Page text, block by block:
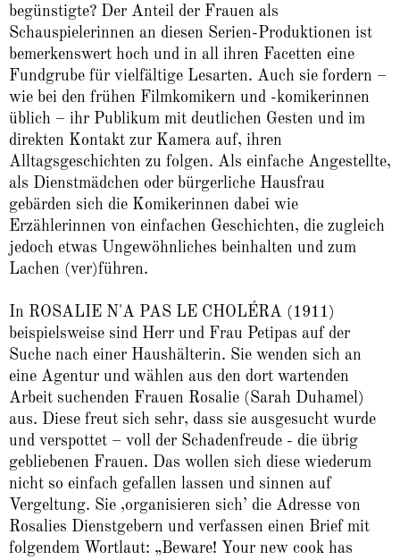
begünstigte? Der Anteil der Frauen als
Schauspielerinnen an diesen Serien-Produktionen ist
bemerkenswert hoch und in all ihren Facetten eine
Fundgrube für vielfältige Lesarten. Auch sie fordern –
wie bei den frühen Filmkomikern und -komikerinnen
üblich – ihr Publikum mit deutlichen Gesten und im
direkten Kontakt zur Kamera auf, ihren
Alltagsgeschichten zu folgen. Als einfache Angestellte,
als Dienstmädchen oder bürgerliche Hausfrau
gebärden sich die Komikerinnen dabei wie
Erzählerinnen von einfachen Geschichten, die zugleich
jedoch etwas Ungewöhnliches beinhalten und zum
Lachen (ver)führen.
In ROSALIE N'A PAS LE CHOLÉRA (1911)
beispielsweise sind Herr und Frau Petipas auf der
Suche nach einer Haushälterin. Sie wenden sich an
eine Agentur und wählen aus den dort wartenden
Arbeit suchenden Frauen Rosalie (Sarah Duhamel)
aus. Diese freut sich sehr, dass sie ausgesucht wurde
und verspottet – voll der Schadenfreude - die übrig
gebliebenen Frauen. Das wollen sich diese wiederum
nicht so einfach gefallen lassen und sinnen auf
Vergeltung. Sie ‚organisieren sich’ die Adresse von
Rosalies Dienstgebern und verfassen einen Brief mit
folgendem Wortlaut: „Beware! Your new cook has